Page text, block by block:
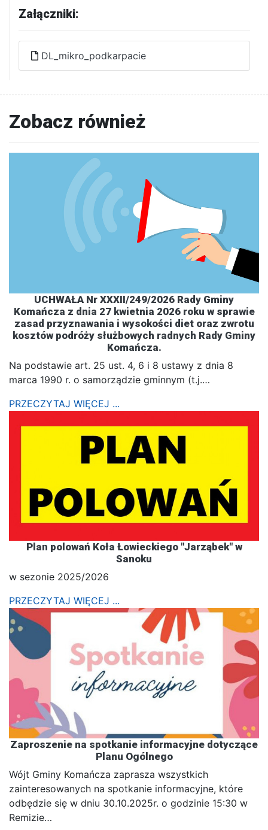
Załączniki:
DL_mikro_podkarpacie
Zobacz również
UCHWAŁA Nr XXXII/249/2026 Rady Gminy
Komańcza z dnia 27 kwietnia 2026 roku w sprawie
zasad przyznawania i wysokości diet oraz zwrotu
kosztów podróży służbowych radnych Rady Gminy
Komańcza.
Na podstawie art. 25 ust. 4, 6 i 8 ustawy z dnia 8
marca 1990 r. o samorządzie gminnym (t.j.…
PRZECZYTAJ WIĘCEJ ...
Plan polowań Koła Łowieckiego "Jarząbek" w
Sanoku
w sezonie 2025/2026
PRZECZYTAJ WIĘCEJ ...
Zaproszenie na spotkanie informacyjne dotyczące
Planu Ogólnego
Wójt Gminy Komańcza zaprasza wszystkich
zainteresowanych na spotkanie informacyjne, które
odbędzie się w dniu 30.10.2025r. o godzinie 15:30 w
Remizie…